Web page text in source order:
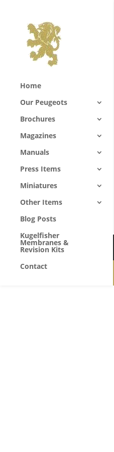
Home
Our Peugeots
Brochures
Magazines
Manuals
Press Items
Miniatures
Other Items
Blog Posts
Kugelfisher
Membranes &
Revision Kits
Contact